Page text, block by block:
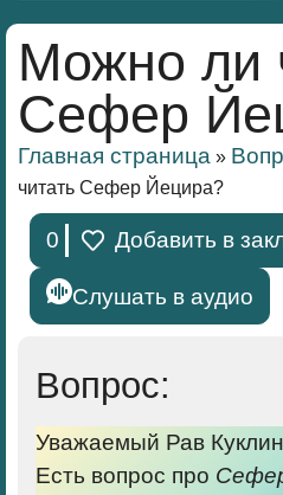
Можно ли
Сефер
Главная страница »
читать Сефер Йецира?
0 Добавить в
Слушать в аудио
Вопрос:
Уважаемый Рав
Есть вопрос про